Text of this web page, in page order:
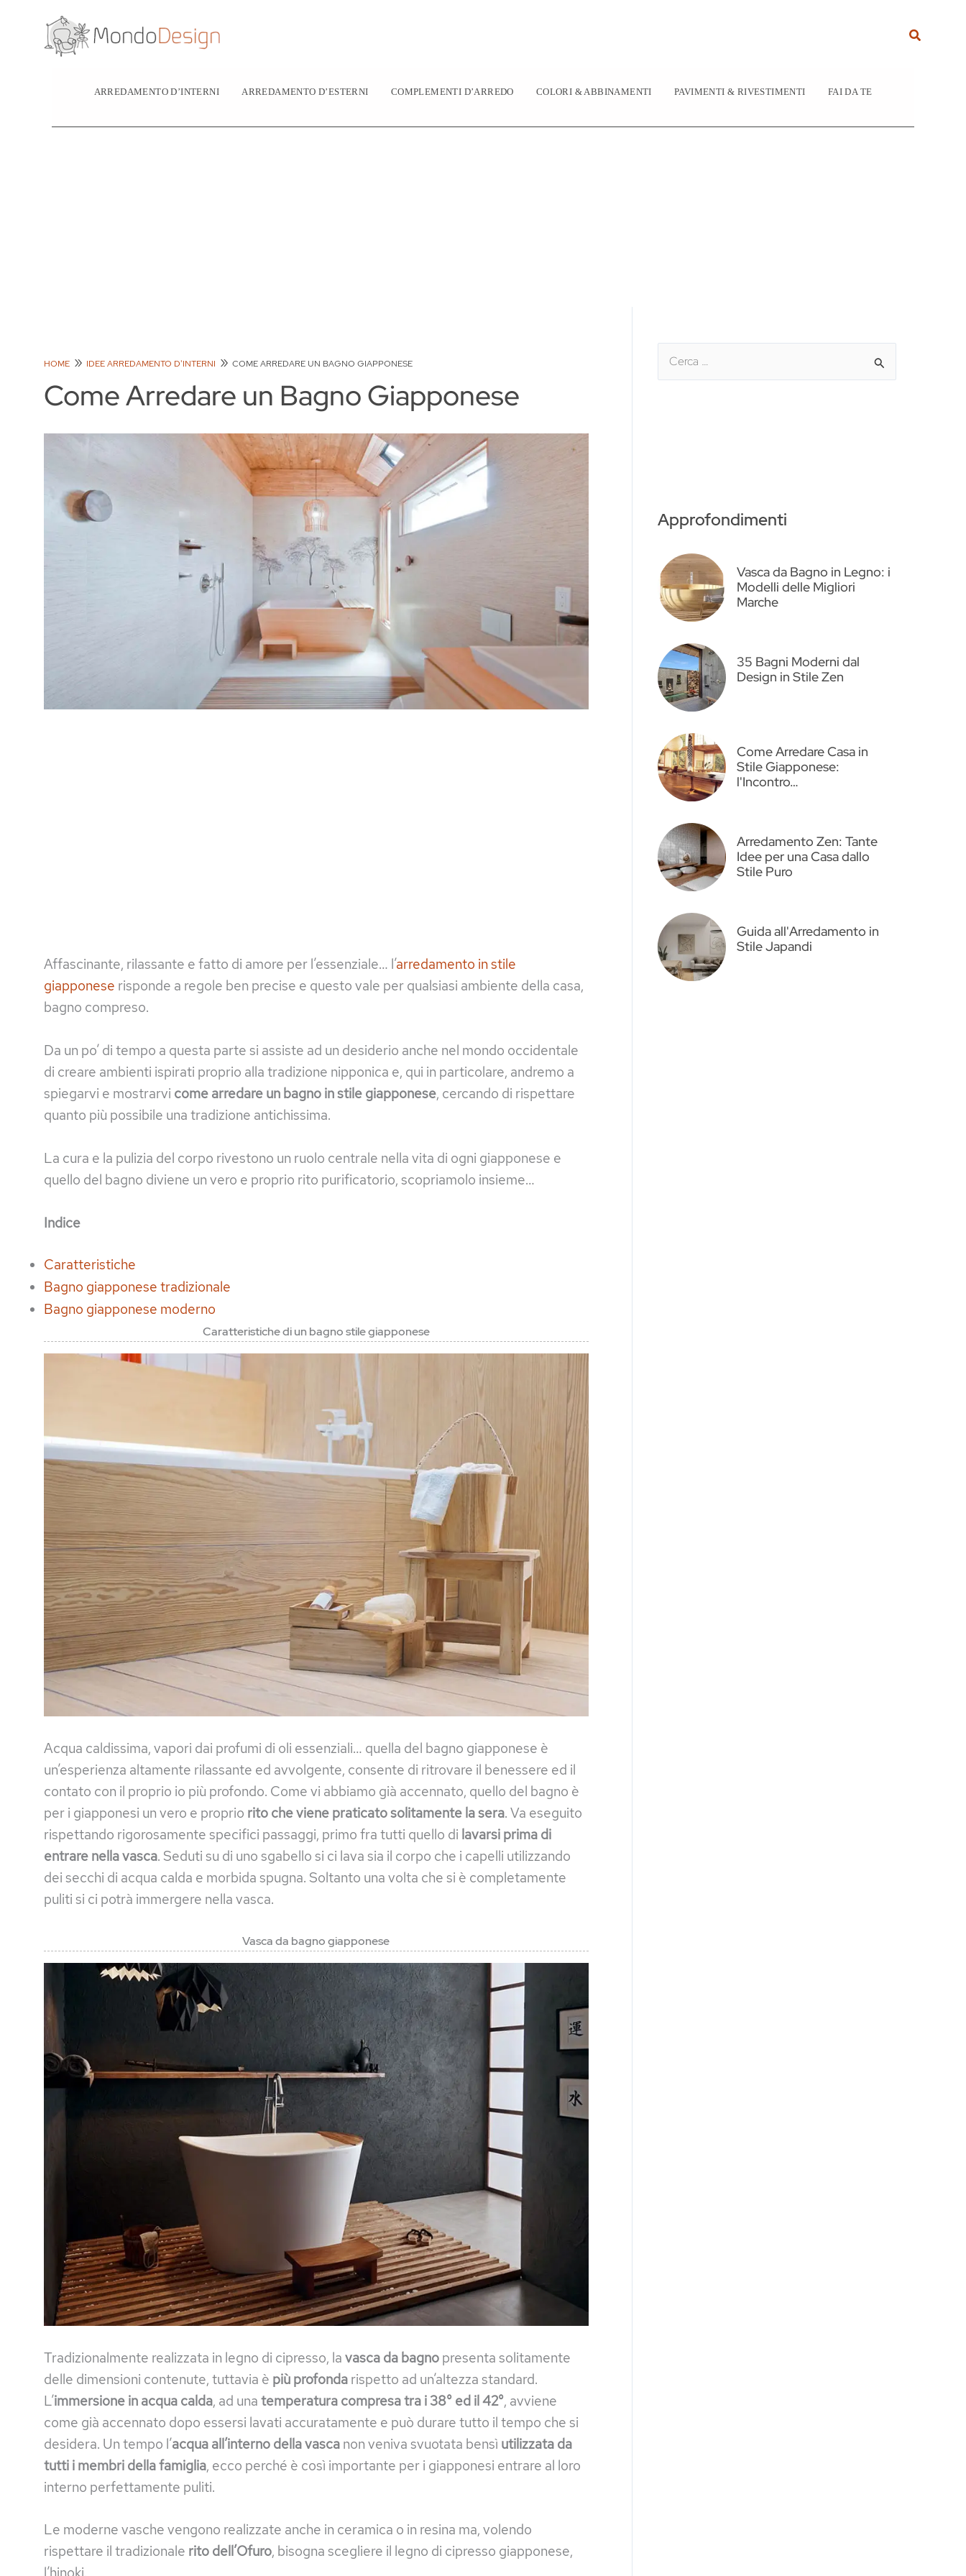
contenuto
Cerca
ARREDAMENTO D’INTERNI ARREDAMENTO D’ESTERNI COMPLEMENTI D’ARREDO COLORI & ABBINAMENTI PAVIMENTI & RIVESTIMENTI FAI DA TE
HOME IDEE ARREDAMENTO D'INTERNI COME ARREDARE UN BAGNO GIAPPONESE
Come Arredare un Bagno Giapponese
Affascinante, rilassante e fatto di amore per l’essenziale… l’arredamento in stile
giapponese risponde a regole ben precise e questo vale per qualsiasi ambiente della casa,
bagno compreso.
Da un po’ di tempo a questa parte si assiste ad un desiderio anche nel mondo occidentale
di creare ambienti ispirati proprio alla tradizione nipponica e, qui in particolare, andremo a
spiegarvi e mostrarvi come arredare un bagno in stile giapponese, cercando di rispettare
quanto più possibile una tradizione antichissima.
La cura e la pulizia del corpo rivestono un ruolo centrale nella vita di ogni giapponese e
quello del bagno diviene un vero e proprio rito purificatorio, scopriamolo insieme…
Indice
Caratteristiche
Bagno giapponese tradizionale
Bagno giapponese moderno
Caratteristiche di un bagno stile giapponese
Acqua caldissima, vapori dai profumi di oli essenziali… quella del bagno giapponese è
un’esperienza altamente rilassante ed avvolgente, consente di ritrovare il benessere ed il
contato con il proprio io più profondo. Come vi abbiamo già accennato, quello del bagno è
per i giapponesi un vero e proprio rito che viene praticato solitamente la sera. Va eseguito
rispettando rigorosamente specifici passaggi, primo fra tutti quello di lavarsi prima di
entrare nella vasca. Seduti su di uno sgabello si ci lava sia il corpo che i capelli utilizzando
dei secchi di acqua calda e morbida spugna. Soltanto una volta che si è completamente
puliti si ci potrà immergere nella vasca.
Vasca da bagno giapponese
Tradizionalmente realizzata in legno di cipresso, la vasca da bagno presenta solitamente
delle dimensioni contenute, tuttavia è più profonda rispetto ad un’altezza standard.
L’immersione in acqua calda, ad una temperatura compresa tra i 38° ed il 42°, avviene
come già accennato dopo essersi lavati accuratamente e può durare tutto il tempo che si
desidera. Un tempo l’acqua all’interno della vasca non veniva svuotata bensì utilizzata da
tutti i membri della famiglia, ecco perché è così importante per i giapponesi entrare al loro
interno perfettamente puliti.
Le moderne vasche vengono realizzate anche in ceramica o in resina ma, volendo
rispettare il tradizionale rito dell’Ofuro, bisogna scegliere il legno di cipresso giapponese,
Approfondimenti
Vasca da Bagno in Legno: i
Modelli delle Migliori
Marche
35 Bagni Moderni dal
Design in Stile Zen
Come Arredare Casa in
Stile Giapponese:
l'Incontro…
Arredamento Zen: Tante
Idee per una Casa dallo
Stile Puro
Guida all'Arredamento in
Stile Japandi